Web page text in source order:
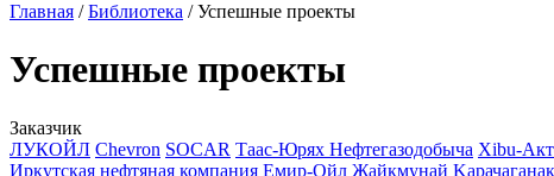
Главная /Библиотека /Успешные проекты
Успешные проекты
Заказчик
ЛУКОЙЛ Chevron SOCAR Таас-Юрях Нефтегазодобыча Xibu-
Иркутская нефтяная компания Емир-Ойл Жайкмунай